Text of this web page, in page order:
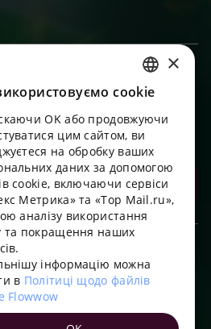
зручний чат підтримки
додаток
RUSSIAN
ENGLISH
UKRAINIAN
PORTUGUESE
SPANISH
HUNGARIAN
FRENCH
TURKISH
×
cookie
OK або продовжуючи
цим сайтом, ви
на обробку ваших
даних за допомогою
cookie, включаючи сервіси
Метрика» та «Top Mail.ru»,
аналізу використання
та покращення наших
інформацію можна
в Політиці щодо файлів
Flowwow